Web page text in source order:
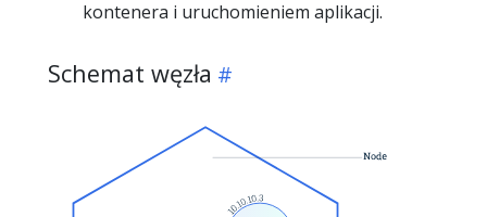
kontenera i uruchomieniem aplikacji.
Schemat węzła